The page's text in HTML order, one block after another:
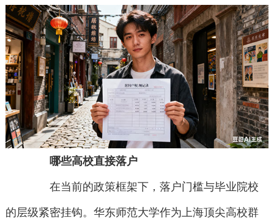
哪些高校直接落户
在当前的政策框架下，落户门槛与毕业院校
的层级紧密挂钩。华东师范大学作为上海顶尖高校群